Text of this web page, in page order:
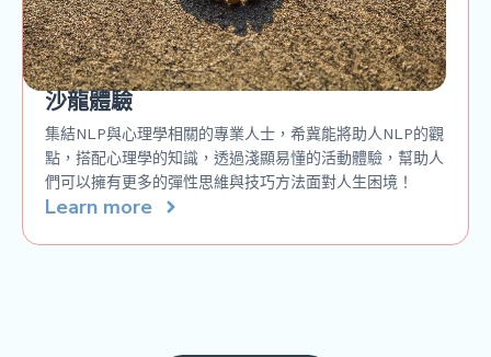
沙龍體驗
集結NLP與心理學相關的專業人士，希冀能將助人NLP的觀
點，搭配心理學的知識，透過淺顯易懂的活動體驗，幫助人
們可以擁有更多的彈性思維與技巧方法面對人生困境！
Learn more